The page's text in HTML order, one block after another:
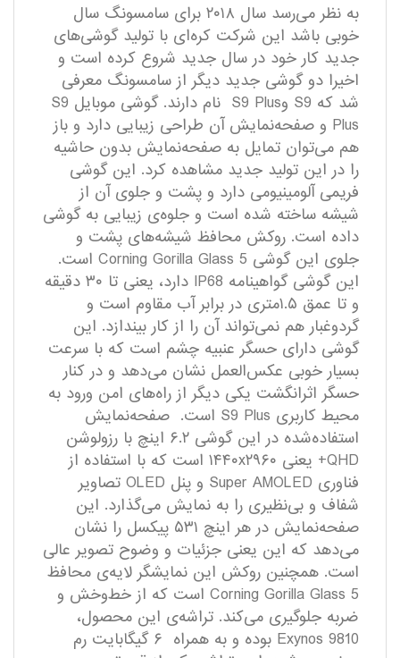
به نظر می‌رسد سال ۲۰۱۸ برای سامسونگ سال
خوبی باشد این شرکت کره‌ای با تولید گوشی‌های
جدید کار خود در سال جدید شروع کرده است و
اخیرا دو گوشی جدید دیگر از سامسونگ معرفی
شد که S9 وS9 Plus نام دارند. گوشی موبایل S9
Plus و صفحه‌نمایش آن طراحی زیبایی دارد و باز
هم می‌توان تمایل به صفحه‌نمایش بدون حاشیه
را در این تولید جدید مشاهده کرد. این گوشی
فریمی آلومینیومی دارد و پشت و جلوی آن از
شیشه ساخته شده است و جلوه‌ی زیبایی به گوشی
داده است. روکش محافظ شیشه‌های پشت و
جلوی این گوشی Corning Gorilla Glass 5 است.
این گوشی گواهینامه IP68 دارد، یعنی تا ۳۰ دقیقه
و تا عمق ۱.۵متری در برابر آب مقاوم است و
گردوغبار هم نمی‌تواند آن را از کار بیندازد. این
گوشی دارای حسگر عنبیه چشم است که با سرعت
بسیار خوبی عکس‌العمل نشان می‌دهد و در کنار
حسگر اثرانگشت یکی دیگر از راه‌های امن ورود به
محیط کاربری S9 Plus است. صفحه‌نمایش
استفاده‌شده در این گوشی ۶.۲ اینچ با رزولوشن
QHD+ یعنی ۱۴۴۰x۲۹۶۰ است که با استفاده از
فناوری Super AMOLED و پنل OLED تصاویر
شفاف و بی‌نظیری را به نمایش می‌گذارد. این
صفحه‌نمایش در هر اینچ ۵۳۱ پیکسل را نشان
می‌دهد که این یعنی جزئیات و وضوح تصویر عالی
است. همچنین روکش این نمایشگر لایه‌ی محافظ
Corning Gorilla Glass 5 است که از خط‌وخش و
ضربه جلوگیری می‌کند. تراشه‌ی این محصول،
Exynos 9810 بوده و به همراه ۶ گیگابایت رم